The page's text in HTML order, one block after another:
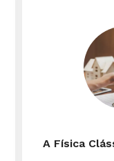
A Física